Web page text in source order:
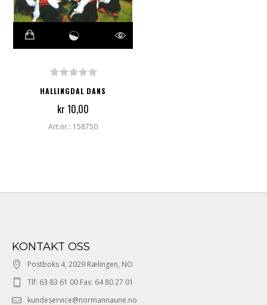
HALLINGDAL DANS
kr 10,00
Art.nr.: 158750
KONTAKT OSS
Postboks 4, 2029 Rælingen, NO
Tlf: 63 83 61 00 Fax: 64 80 27 01
kundeservice@normannaune.no